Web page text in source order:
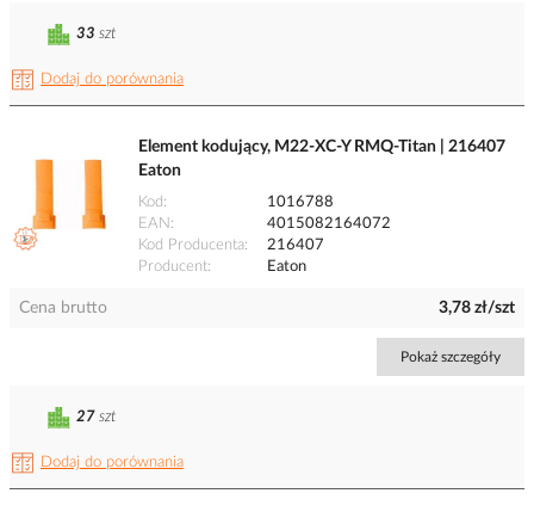
Dodaj do porównania
33 szt
Element kodujący, M22-XC-Y RMQ-Titan | 216407
Eaton
Kod
1016788
EAN
4015082164072
Kod Producenta
216407
Producent
Eaton
Cena brutto 3,78 zł/szt
Pokaż szczegóły
Dodaj do porównania
27 szt